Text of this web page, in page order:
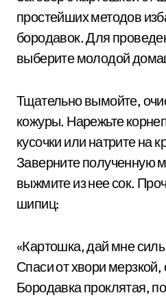
простейших методов
бородавок. Для
выберите молодой
Тщательно вымойте,
кожуры. Нарежьте
кусочки или натрите на
Заверните полученную
выжмите из нее сок.
шипиц:
«Картошка, дай мне
Спаси от хвори мерзкой,
Бородавка проклятая,